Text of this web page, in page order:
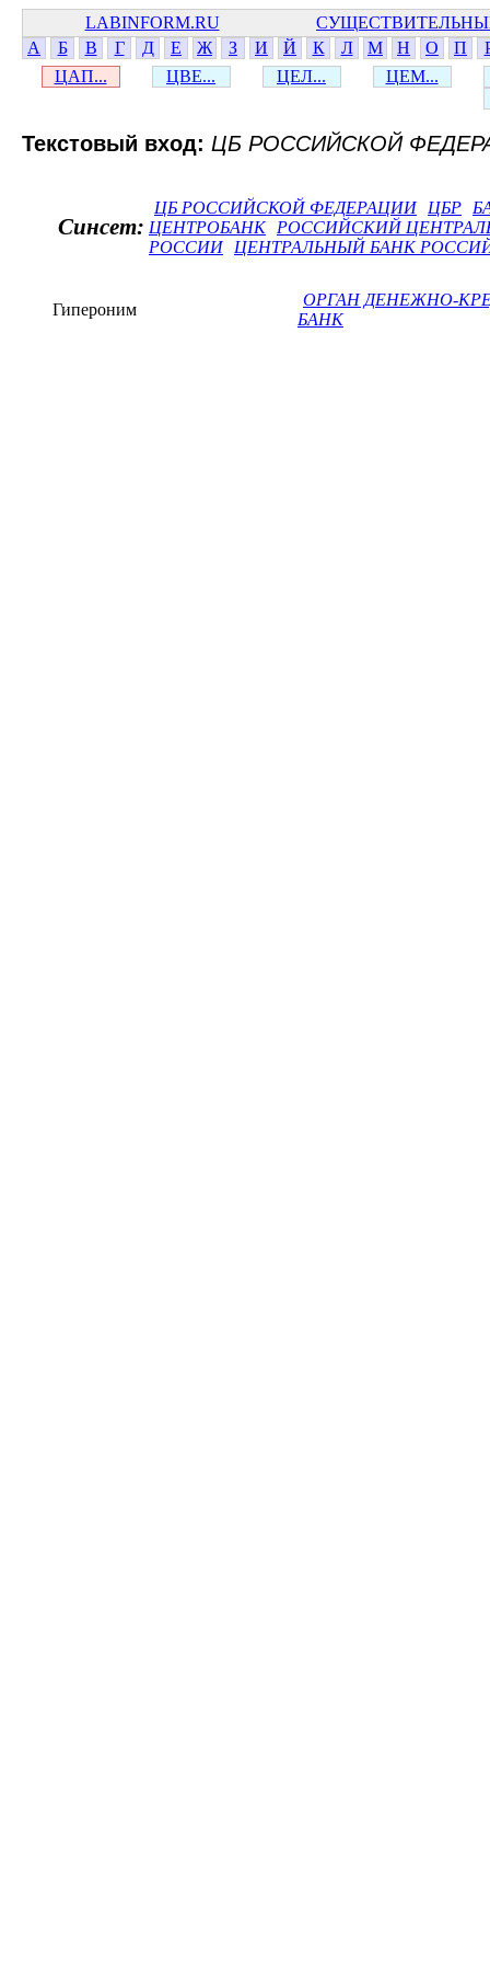
LABINFORM.RU
А
Б В Г Д Е Ж З И Й К Л М Н О П
ЦАП...
ЦВЕ... ЦЕЛ... ЦЕМ...
Текстовый вход: ЦБ РОССИЙСКОЙ
Синсет:
ЦБ РОССИЙСКОЙ ФЕДЕРАЦИИ ЦБР
ЦЕНТРОБАНК
РОССИЙСКИЙ
РОССИИ
ЦЕНТРАЛЬНЫЙ БАНК
Гипероним
ОРГАН ДЕНЕЖНО-
БАНК